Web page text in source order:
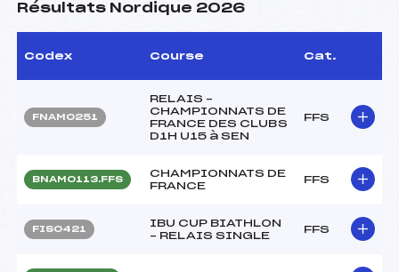
Résultats Nordique 2026
Codex Course Cat.
FNAM0251
RELAIS –
CHAMPIONNATS DE
FRANCE DES CLUBS
D1H U15 à SEN
FFS
BNAM0113.FFS
CHAMPIONNATS DE
FRANCE
FFS
FIS0421
IBU CUP BIATHLON
– RELAIS SINGLE
FFS